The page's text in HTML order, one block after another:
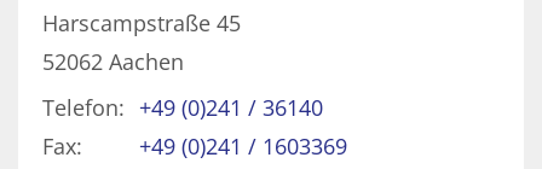
Harscampstraße 45
52062 Aachen
Telefon: +49 (0)241 / 36140
Fax:
+49 (0)241 / 1603369